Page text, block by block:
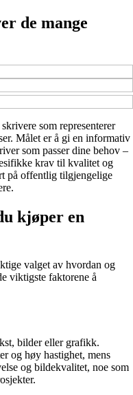
de mange
som representerer
Målet er å gi en informativ
som passer dine behov –
krav til kvalitet og
på offentlig tilgjengelige
kjøper en
valget av hvordan og
viktigste faktorene å
bilder eller grafikk.
og høy hastighet, mens
og bildekvalitet, noe som